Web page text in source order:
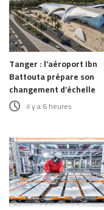
Tanger : l’aéroport Ibn
Battouta prépare son
changement d’échelle
il y a 6 heures